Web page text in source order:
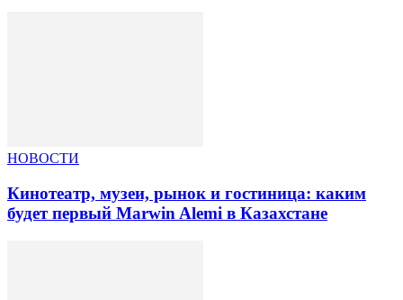
НОВОСТИ
Кинотеатр, музеи, рынок и гостиница: каким
будет первый Marwin Alemi в Казахстане